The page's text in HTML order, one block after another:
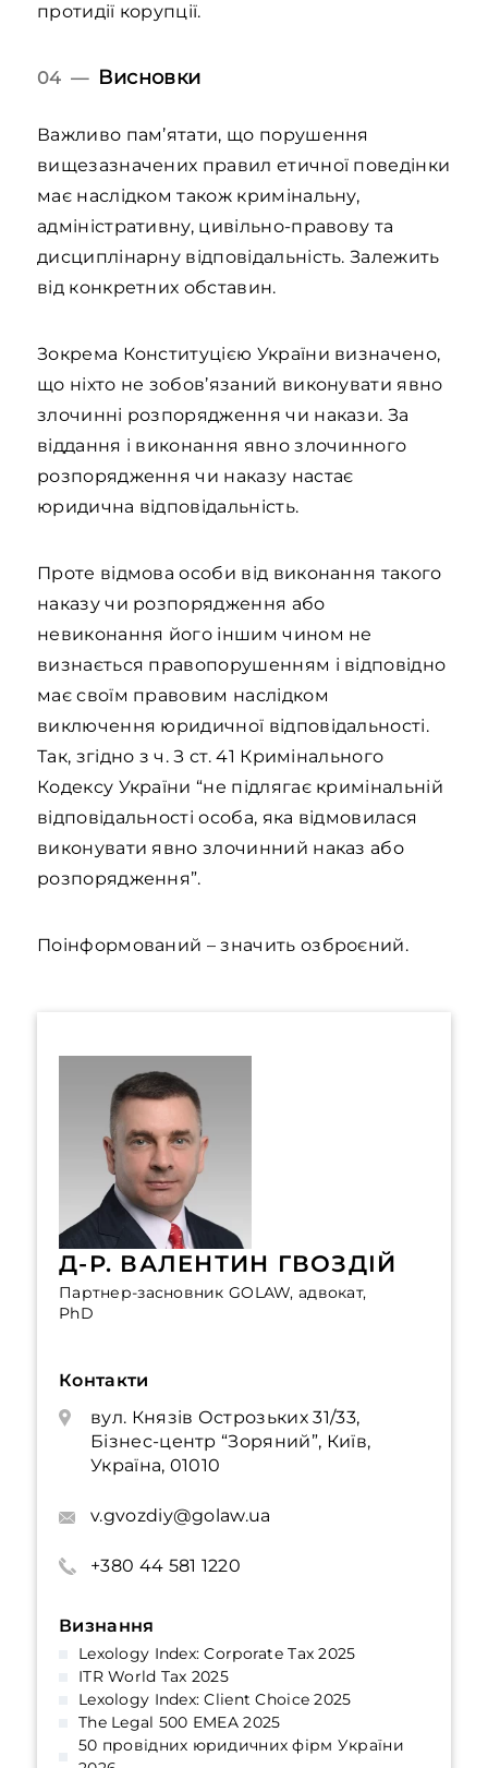
протидії корупції.
04 — Висновки
Важливо пам’ятати, що порушення
вищезазначених правил етичної поведінки
має наслідком також кримінальну,
адміністративну, цивільно-правову та
дисциплінарну відповідальність. Залежить
від конкретних обставин.
Зокрема Конституцією України визначено,
що ніхто не зобов’язаний виконувати явно
злочинні розпорядження чи накази. За
віддання і виконання явно злочинного
розпорядження чи наказу настає
юридична відповідальність.
Проте відмова особи від виконання такого
наказу чи розпорядження або
невиконання його іншим чином не
визнається правопорушенням і відповідно
має своїм правовим наслідком
виключення юридичної відповідальності.
Так, згідно з ч. З ст. 41 Кримінального
Кодексу України “не підлягає кримінальній
відповідальності особа, яка відмовилася
виконувати явно злочинний наказ або
розпорядження”.
Поінформований – значить озброєний.
Д-Р. ВАЛЕНТИН ГВОЗДІЙ
Партнер-засновник GOLAW, адвокат,
PhD
Контакти
вул. Князів Острозьких 31/33,
Бізнес-центр “Зоряний”, Київ,
Україна, 01010
v.gvozdiy@golaw.ua
+380 44 581 1220
Визнання
Lexology Index: Corporate Tax 2025
ITR World Tax 2025
Lexology Index: Client Choice 2025
The Legal 500 EMEA 2025
50 провідних юридичних фірм України